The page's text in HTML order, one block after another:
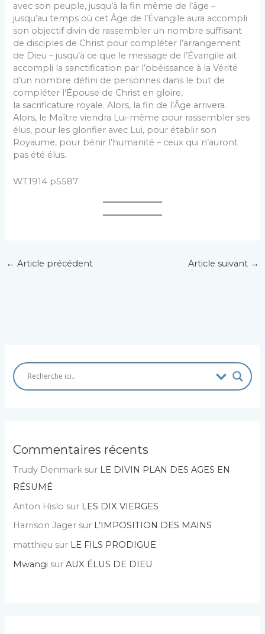
avec son peuple, jusqu’à la fin même de l’âge –
jusqu’au temps où cet Âge de l’Évangile aura accompli
son objectif divin de rassembler un nombre suffisant
de disciples de Christ pour compléter l’arrangement
de Dieu – jusqu’à ce que le message de l’Évangile ait
ac­compli la sanctification par l’obéissance à la Vérité
d’un nombre défini de personnes dans le but de
compléter l’Épouse de Christ en gloire,
la sacrificature royale. Alors, la fin de l’Âge arrivera.
Alors, le Maître viendra Lui-même pour rassembler ses
élus, pour les glorifier avec Lui, pour établir son
Royaume, pour bénir l’hu­manité – ceux qui n’auront
pas été élus.
WT1914 p5587
← Article précédent Article suivant →
Commentaires récents
Trudy Denmark sur LE DIVIN PLAN DES AGES EN
RÉSUMÉ
Anton Hislo sur LES DIX VIERGES
Harrison Jager sur L’IMPOSITION DES MAINS
matthieu sur LE FILS PRODIGUE
Mwangi surAUX ÉLUS DE DIEU